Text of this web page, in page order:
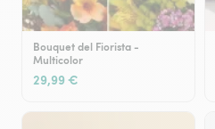
Bouquet del Fiorista -
Multicolor
29,99 €